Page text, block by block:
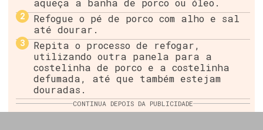
aqueça a banha de porco ou óleo.
Refogue o pé de porco com alho e sal
até dourar.
Repita o processo de refogar,
utilizando outra panela para a
costelinha de porco e a costelinha
defumada, até que também estejam
douradas.
CONTINUA DEPOIS DA PUBLICIDADE